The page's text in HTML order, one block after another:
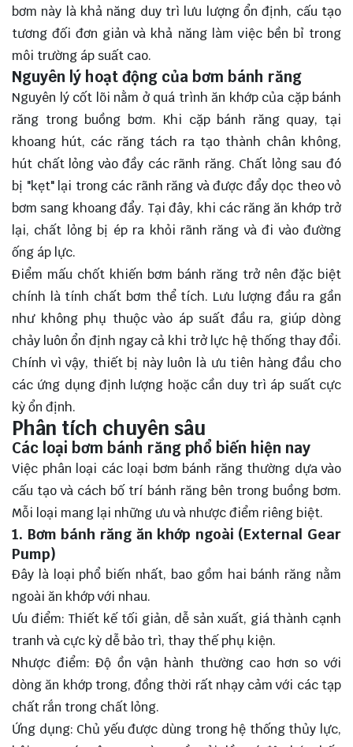
bơm này là khả năng duy trì lưu lượng ổn định, cấu tạo
tương đối đơn giản và khả năng làm việc bền bỉ trong
môi trường áp suất cao.
Nguyên lý hoạt động của bơm bánh răng
Nguyên lý cốt lõi nằm ở quá trình ăn khớp của cặp bánh
răng trong buồng bơm. Khi cặp bánh răng quay, tại
khoang hút, các răng tách ra tạo thành chân không,
hút chất lỏng vào đầy các rãnh răng. Chất lỏng sau đó
bị "kẹt" lại trong các rãnh răng và được đẩy dọc theo vỏ
bơm sang khoang đẩy. Tại đây, khi các răng ăn khớp trở
lại, chất lỏng bị ép ra khỏi rãnh răng và đi vào đường
ống áp lực.
Điểm mấu chốt khiến bơm bánh răng trở nên đặc biệt
chính là tính chất bơm thể tích. Lưu lượng đầu ra gần
như không phụ thuộc vào áp suất đầu ra, giúp dòng
chảy luôn ổn định ngay cả khi trở lực hệ thống thay đổi.
Chính vì vậy, thiết bị này luôn là ưu tiên hàng đầu cho
các ứng dụng định lượng hoặc cần duy trì áp suất cực
kỳ ổn định.
Phân tích chuyên sâu
Các loại bơm bánh răng phổ biến hiện nay
Việc phân loại các loại bơm bánh răng thường dựa vào
cấu tạo và cách bố trí bánh răng bên trong buồng bơm.
Mỗi loại mang lại những ưu và nhược điểm riêng biệt.
1. Bơm bánh răng ăn khớp ngoài (External Gear
Pump)
Đây là loại phổ biến nhất, bao gồm hai bánh răng nằm
ngoài ăn khớp với nhau.
Ưu điểm: Thiết kế tối giản, dễ sản xuất, giá thành cạnh
tranh và cực kỳ dễ bảo trì, thay thế phụ kiện.
Nhược điểm: Độ ồn vận hành thường cao hơn so với
dòng ăn khớp trong, đồng thời rất nhạy cảm với các tạp
chất rắn trong chất lỏng.
Ứng dụng: Chủ yếu được dùng trong hệ thống thủy lực,